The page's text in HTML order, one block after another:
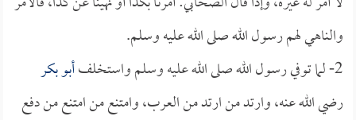
والناهي لهم رسول الله صلى الله عليه وسلم.
2- لما توفي رسول الله صلى الله عليه وسلم واستخلف
أبو بكر
رضي الله عنه، وارتد من ارتد من العرب، وامتنع من امتنع من دفع